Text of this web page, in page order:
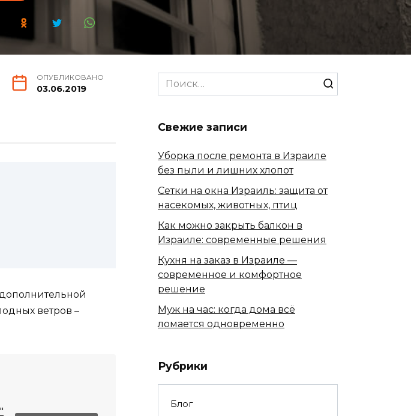
ОПУБЛИКОВАНО
03.06.2019
ветров –
Search
for:
Свежие записи
Уборка после ремонта в Израиле
без пыли и лишних хлопот
Сетки на окна Израиль: защита от
насекомых, животных, птиц
Как можно закрыть балкон в
Израиле: современные решения
Кухня на заказ в Израиле —
современное и комфортное
решение
Муж на час: когда дома всё
ломается одновременно
Рубрики
Блог